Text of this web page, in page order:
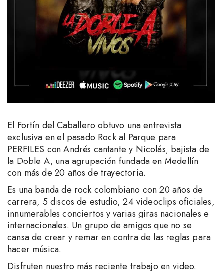
El Fortín del Caballero obtuvo una entrevista
exclusiva en el pasado Rock al Parque para
PERFILES con Andrés cantante y Nicolás, bajista de
la Doble A, una agrupación fundada en Medellín
con más de 20 años de trayectoria.
Es una banda de rock colombiano con 20 años de
carrera, 5 discos de estudio, 24 videoclips oficiales,
innumerables conciertos y varias giras nacionales e
internacionales. Un grupo de amigos que no se
cansa de crear y remar en contra de las reglas para
hacer música.
Disfruten nuestro más reciente trabajo en video.